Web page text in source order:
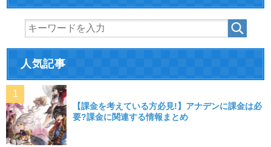
人気記事
【課金を考えている方必見!】アナデンに課金は必
要?課金に関連する情報まとめ